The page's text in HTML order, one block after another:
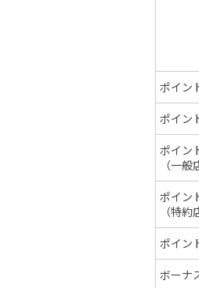
ポイン
ポイン
ポイン
（一般
ポイン
（特約
ポイン
ボーナ